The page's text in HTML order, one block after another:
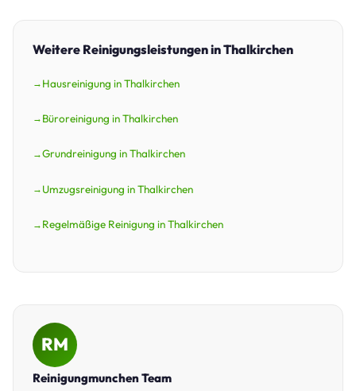
Weitere Reinigungsleistungen in Thalkirchen
Hausreinigung in Thalkirchen
Büroreinigung in Thalkirchen
Grundreinigung in Thalkirchen
Umzugsreinigung in Thalkirchen
Regelmäßige Reinigung in Thalkirchen
RM
Reinigungmunchen Team